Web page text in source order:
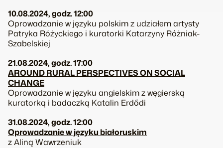
10.08.2024, godz. 12:00
Oprowadzanie w języku polskim z udziałem artysty
Patryka Różyckiego i kuratorki Katarzyny Różniak-
Szabelskiej
21.08.2024, godz. 17:00
AROUND RURAL PERSPECTIVES ON SOCIAL
CHANGE
Oprowadzanie w języku angielskim z węgierską
kuratorką i badaczką Katalin Erdődi
31.08.2024, godz. 12:00
Oprowadzanie w języku białoruskim
z Aliną Wawrzeniuk